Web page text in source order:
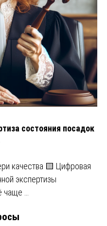
состояния посадок
качества 🟨 Цифровая
экспертизы
…